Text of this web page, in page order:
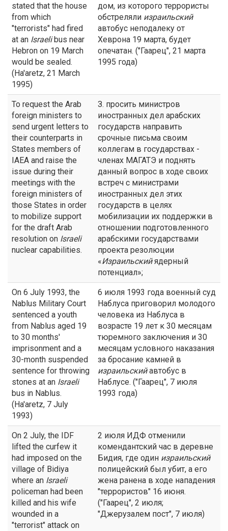
stated that the house
from which
"terrorists" had fired
at an Israelibus near
Hebron on 19 March
would be sealed.
(Ha'aretz, 21 March
1995)
дом, из которого террористы
обстреляли израильский
автобус неподалеку от
Хеврона 19 марта, будет
опечатан. ("Гаарец", 21 марта
1995 года)
To request the Arab
foreign ministers to
send urgent letters to
their counterparts in
States members of
IAEA and raise the
issue during their
meetings with the
foreign ministers of
those States in order
to mobilize support
for the draft Arab
resolution on Israeli
nuclear capabilities.
З. просить министров
иностранных дел арабских
государств направить
срочные письма своим
коллегам в государствах -
членах МАГАТЭ и поднять
данный вопрос в ходе своих
встреч с министрами
иностранных дел этих
государств в целях
мобилизации их поддержки в
отношении подготовленного
арабскими государствами
проекта резолюции
«Израильскийядерный
потенциал»;
On 6 July 1993, the
Nablus Military Court
sentenced a youth
from Nablus aged 19
to 30 months'
imprisonment and a
30-month suspended
sentence for throwing
stones at an Israeli
bus in Nablus.
(Ha'aretz, 7 July
1993)
6 июля 1993 года военный суд
Наблуса приговорил молодого
человека из Наблуса в
возрасте 19 лет к 30 месяцам
тюремного заключения и 30
месяцам условного наказания
за бросание камней в
израильскийавтобус в
Наблусе. ("Гаарец", 7 июля
1993 года)
On 2 July, the IDF
lifted the curfew it
had imposed on the
village of Bidiya
where an Israeli
policeman had been
killed and his wife
wounded in a
"terrorist" attack on
2 июля ИДФ отменили
комендантский час в деревне
Бидия, где один израильский
полицейский был убит, а его
жена ранена в ходе нападения
"террористов" 16 июня.
("Гаарец", 2 июля;
"Джерузалем пост", 7 июля)